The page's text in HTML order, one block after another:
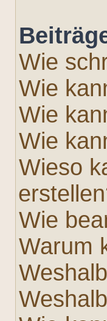
Wie
Wie
Wie
Wie
Wieso
Wie
Warum